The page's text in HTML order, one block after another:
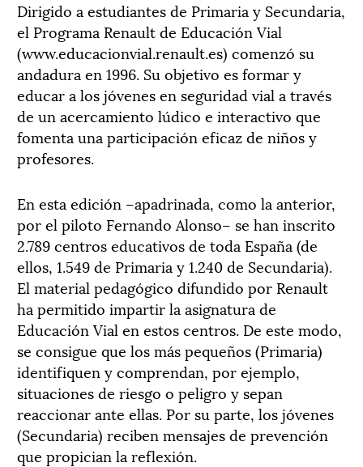
Dirigido a estudiantes de Primaria y Secundaria,
el Programa Renault de Educación Vial
(www.educacionvial.renault.es) comenzó su
andadura en 1996. Su objetivo es formar y
educar a los jóvenes en seguridad vial a través
de un acercamiento lúdico e interactivo que
fomenta una participación eficaz de niños y
profesores.
En esta edición –apadrinada, como la anterior,
por el piloto Fernando Alonso– se han inscrito
2.789 centros educativos de toda España (de
ellos, 1.549 de Primaria y 1.240 de Secundaria).
El material pedagógico difundido por Renault
ha permitido impartir la asignatura de
Educación Vial en estos centros. De este modo,
se consigue que los más pequeños (Primaria)
identifiquen y comprendan, por ejemplo,
situaciones de riesgo o peligro y sepan
reaccionar ante ellas. Por su parte, los jóvenes
(Secundaria) reciben mensajes de prevención
que propician la reflexión.